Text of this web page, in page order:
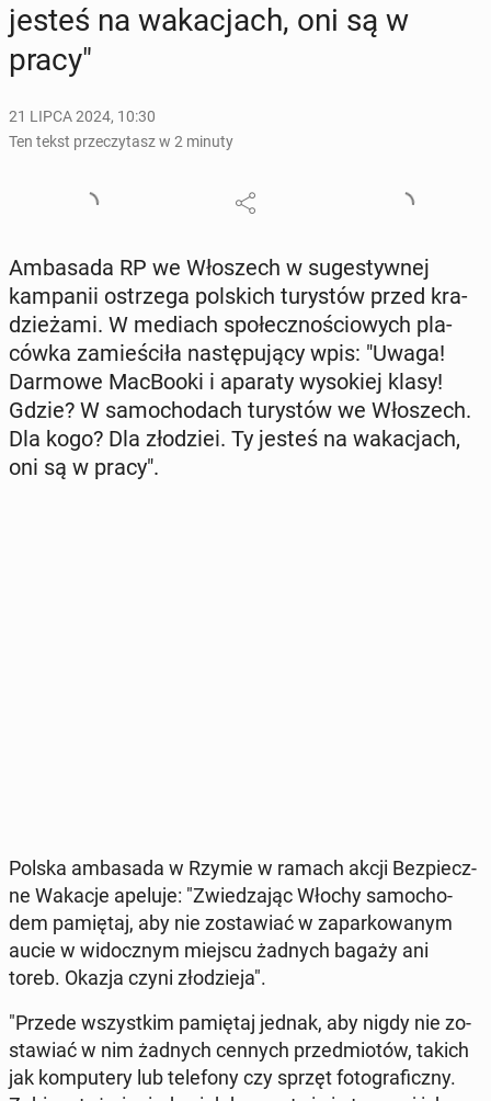
jesteś na wa­ka­cjach, oni są w
pracy"
21 LIPCA 2024, 10:30
Ten tekst przeczytasz w 2 minuty
Am­ba­sa­da RP we Wło­szech w su­ge­styw­nej
kam­pa­nii ostrze­ga pol­skich tu­ry­stów przed kra­
dzie­ża­mi. W mediach spo­łecz­no­ścio­wych pla­
ców­ka za­mie­ści­ła na­stę­pu­ją­cy wpis: "Uwaga!
Darmowe Mac­Bo­oki i aparaty wy­so­kiej klasy!
Gdzie? W sa­mo­cho­dach tu­ry­stów we Wło­szech.
Dla kogo? Dla zło­dziei. Ty jesteś na wa­ka­cjach,
oni są w pracy".
Polska am­ba­sa­da w Rzymie w ramach akcji Bez­piecz­
ne Wakacje apeluje: "Zwie­dza­jąc Włochy sa­mo­cho­
dem pa­mię­taj, aby nie zo­sta­wiać w za­par­ko­wa­nym
aucie w wi­docz­nym miejscu żadnych bagaży ani
toreb. Okazja czyni zło­dzie­ja".
"Przede wszyst­kim pa­mię­taj jednak, aby nigdy nie zo­
sta­wiać w nim żadnych cennych przed­mio­tów, takich
jak kom­pu­te­ry lub te­le­fo­ny czy sprzęt fo­to­gra­ficz­ny.